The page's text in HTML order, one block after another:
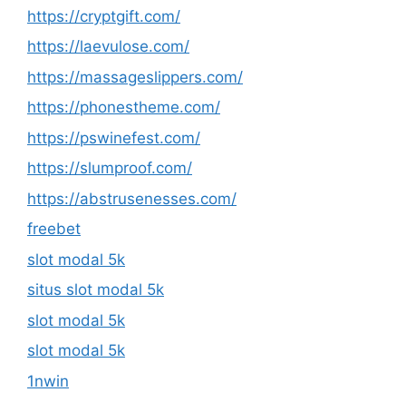
https://cryptgift.com/
https://laevulose.com/
https://massageslippers.com/
https://phonestheme.com/
https://pswinefest.com/
https://slumproof.com/
https://abstrusenesses.com/
freebet
slot modal 5k
situs slot modal 5k
slot modal 5k
slot modal 5k
1nwin